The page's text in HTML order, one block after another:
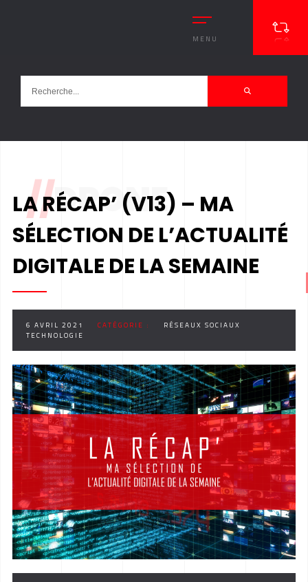
MENU
//DRONE
LA RÉCAP’ (V13) – MA
SÉLECTION DE L’ACTUALITÉ
DIGITALE DE LA SEMAINE
6 AVRIL 2021 CATÉGORIE :
RÉSEAUX SOCIAUX
TECHNOLOGIE